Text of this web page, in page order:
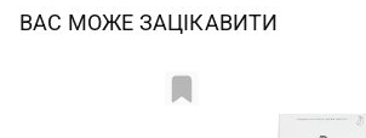
ВАС МОЖЕ ЗАЦІКАВИТИ